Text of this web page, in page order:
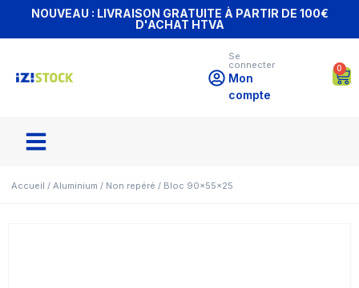
NOUVEAU : LIVRAISON GRATUITE À PARTIR DE 100€
D'ACHAT HTVA
Se
connecter
Mon
compte
0
Accueil / Aluminium / Non repéré / Bloc 90x55x25